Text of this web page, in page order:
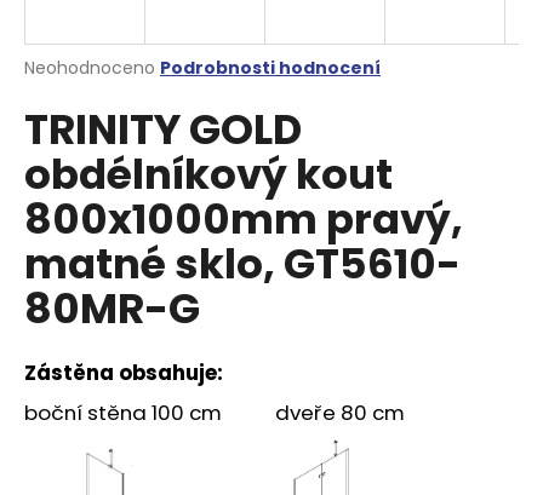
Průměrné
produktu
z
5
hvězdiček.
Neohodnoceno Podrobnosti hodnocení
TRINITY GOLD
obdélníkový kout
800x1000mm pravý,
matné sklo, GT5610-
80MR-G
Zástěna obsahuje:
boční stěna 100 cm dveře 80 cm
j
t
?
HLEDAT
D
o